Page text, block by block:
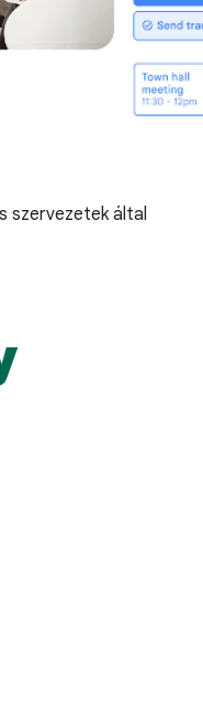
szervezetek által